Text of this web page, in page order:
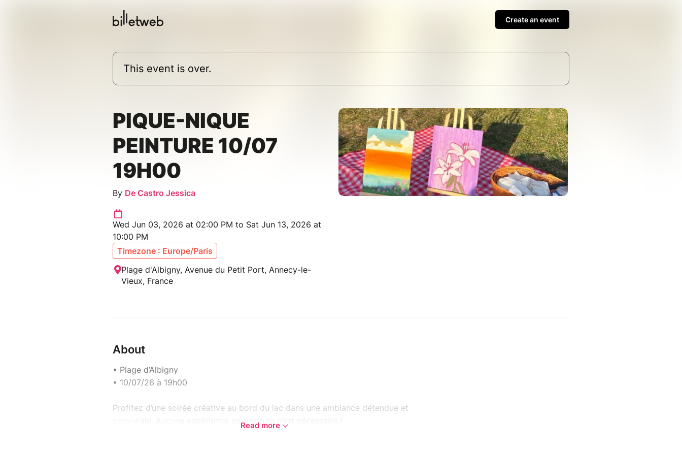
Create an event
This event is over.
PIQUE-NIQUE
PEINTURE 10/07
19H00
By De Castro Jessica
Wed Jun 03, 2026 at 02:00 PM to Sat Jun 13, 2026 at
10:00 PM
Timezone : Europe/Paris
Plage d'Albigny, Avenue du Petit Port, Annecy-le-
Vieux, France
About
• Plage d’Albigny
• 10/07/26 à 19h00
Profitez d’une soirée créative au bord du lac dans une ambiance détendue et
conviviale. Aucune expérience en peinture n’est nécessaire !
Read more